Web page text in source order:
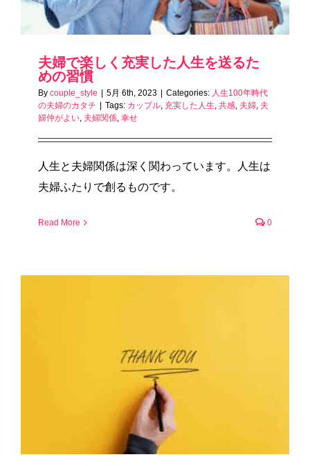
夫婦で楽しく充実した人生を送るた
めの習慣
By couple_style 5月 6th, 2023 Categories: 人生100年時代
の夫婦のカタチ
Tags: カップル, 充実した人生, 共感, 夫婦, 夫
婦仲がよい, 夫婦関係, 幸せ
人生と夫婦関係は深く関わっています。人生は
夫婦ふたりで創るものです。
Read More 0